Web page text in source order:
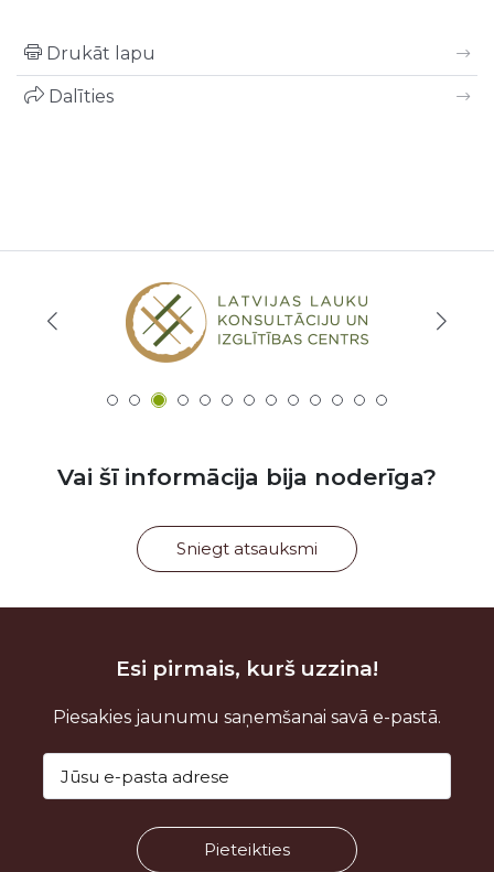
Drukāt lapu
Dalīties
Vai šī informācija bija noderīga?
Sniegt atsauksmi
Esi pirmais, kurš uzzina!
Piesakies jaunumu saņemšanai savā e-pastā.